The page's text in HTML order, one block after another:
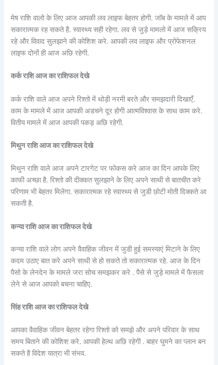
मेष राशि वालो के लिए आज आपकी लव लाइफ बेहतर होगी. जॉब के मामले में आप
सकारात्मक रह सकते है. स्वास्थ्य सही रहेगा. लव से जुड़े मामलो में आज सक्रिय
रहे और विवाद सुलझाने की कोशिश करे. आपकी लव लाइफ और प्रोफेशनल
लाइफ दोनों ही आज अछि रहेगी.
कर्क राशि आज का राशिफल देखे
कर्क राशि वाले आज अपने रिश्तो में थोड़ी नरमी बरते और समझदारी दिखाएँ.
काम के मामले में आज आपकी अडचने दूर होगी आत्मविश्वास के साथ काम करे.
वितीय मामले में आज आपकी पकड़ अछि रहेगी.
मिथुन राशि आज का राशिफल देखे
मिथुन राशि वाले आज अपने टारगेट पर फोकस करे आज का दिन आपके लिए
काफी अच्छा है. रिश्तो की दीक्कत सुलझाने के लिए अपने साथी से बातचीत करे
परिणाम भी बेहतर मिलेगा. सकारात्मक रहे स्वास्थ्य से जुडी छोटी मोती दिक्कते आ
सकती है.
कन्या राशि आज का राशिफल देखे
कन्या राशि वाले लोग अपने वैवाहिक जीवन में जुडी हुई समस्याएं मिटाने के लिए
कदम उठाए बात करे अपने साथी से हो सकते तो सकारात्मक रहे. आज के दिन
पैसो के लेनदेन के मामले जरा सोच समझकर करे . पैसे से जुड़े मामले में फैसला
लेने से आज आपको बचना चाहिए.
सिंह राशि आज का राशिफल देखे
आपका वैवाहिक जीवन बेहतर रहेगा रिश्तो को समझे और अपने परिवार के साथ
समय बिताने की कोशिश करे. आपकी हेल्थ अछि रहेगी . बाहर घुमने का प्लान बन
सकते है विदेश यात्रा भी संभव.